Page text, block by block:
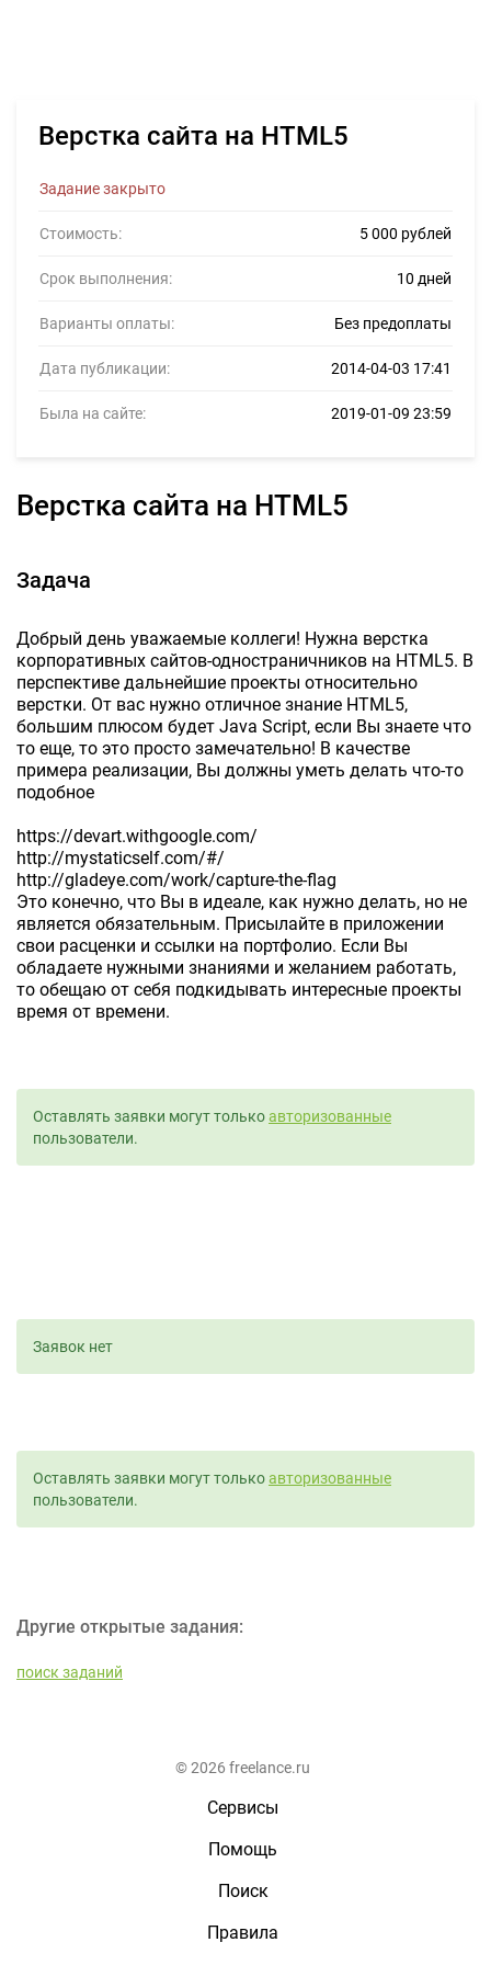
Верстка сайта на HTML5
Задание закрыто
Стоимость: 5 000 рублей
Срок выполнения: 10 дней
Варианты оплаты: Без предоплаты
Дата публикации: 2014-04-03 17:41
Была на сайте: 2019-01-09 23:59
Верстка сайта на HTML5
Задача
Добрый день уважаемые коллеги! Нужна верстка
корпоративных сайтов-одностраничников на HTML5. В
перспективе дальнейшие проекты относительно
верстки. От вас нужно отличное знание HTML5,
большим плюсом будет Java Script, если Вы знаете что
то еще, то это просто замечательно! В качестве
примера реализации, Вы должны уметь делать что-то
подобное
https://devart.withgoogle.com/
http://mystaticself.com/#/
http://gladeye.com/work/capture-the-flag
Это конечно, что Вы в идеале, как нужно делать, но не
является обязательным. Присылайте в приложении
свои расценки и ссылки на портфолио. Если Вы
обладаете нужными знаниями и желанием работать,
то обещаю от себя подкидывать интересные проекты
время от времени.
Оставлять заявки могут толькоавторизованные
пользователи.
Заявок нет
Оставлять заявки могут толькоавторизованные
пользователи.
Другие открытые задания:
поиск заданий
© 2026 freelance.ru
Сервисы
Помощь
Поиск
Правила